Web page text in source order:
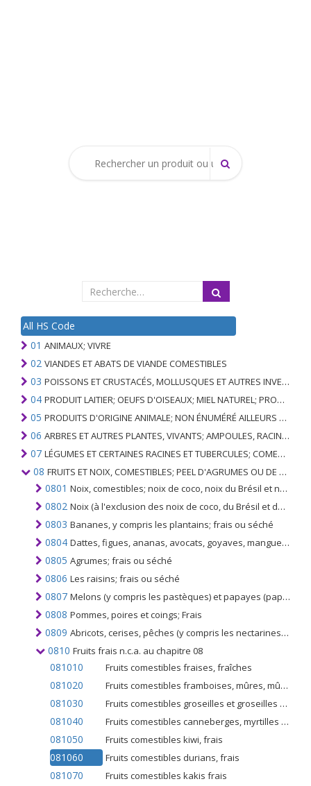
All HS Code
01 ANIMAUX; VIVRE
02 VIANDES ET ABATS DE VIANDE COMESTIBLES
03 POISSONS ET CRUSTACÉS, MOLLUSQUES ET AUTRES INVERTÉBRÉS AQUATIQUES
04 PRODUIT LAITIER; OEUFS D'OISEAUX; MIEL NATUREL; PRODUITS COMESTIBLES D'ORIGINE ANIMALE, NON ÉNUMÉRÉS AILLEURS OU INCLUS
05 PRODUITS D'ORIGINE ANIMALE; NON ÉNUMÉRÉ AILLEURS OU INCLUS
06 ARBRES ET AUTRES PLANTES, VIVANTS; AMPOULES, RACINES ET ANALOGUES; FLEURS COUPEES ET FEUILLAGE ORNEMENTAL
07 LÉGUMES ET CERTAINES RACINES ET TUBERCULES; COMESTIBLE
08 FRUITS ET NOIX, COMESTIBLES; PEEL D'AGRUMES OU DE MELONS
0801 Noix, comestibles; noix de coco, noix du Brésil et noix de cajou, fraîches ou sèches, même sans leurs coques ou décortiquées
0802 Noix (à l'exclusion des noix de coco, du Brésil et des noix de cajou); frais ou séchés, même sans leurs coques ou décortiqués
0803 Bananes, y compris les plantains; frais ou séché
0804 Dattes, figues, ananas, avocats, goyaves, mangues et mangoustans; frais ou séché
0805 Agrumes; frais ou séché
0806 Les raisins; frais ou séché
0807 Melons (y compris les pastèques) et papayes (papayes); Frais
0808 Pommes, poires et coings; Frais
0809 Abricots, cerises, pêches (y compris les nectarines), prunes et prunelles, frais
0810 Fruits frais n.c.a. au chapitre 08
081010 Fruits comestibles fraises, fraîches
081020 Fruits comestibles framboises, mûres, mûres et groseilles à grappes, frais
081030 Fruits comestibles groseilles et groseilles noires, blanches ou rouges, fraîches
081040 Fruits comestibles canneberges, myrtilles et autres fruits du genre 'vaccinium', frais
081050 Fruits comestibles kiwi, frais
081060 Fruits comestibles durians, frais
081070 Fruits comestibles kakis frais